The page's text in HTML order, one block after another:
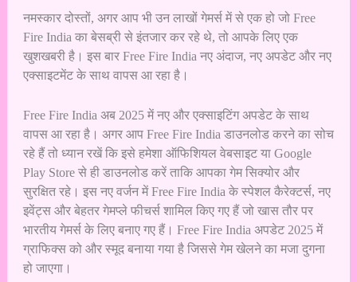
नमस्कार दोस्तों, अगर आप भी उन लाखों गेमर्स में से एक हो जो Free
Fire India का बेसब्री से इंतजार कर रहे थे, तो आपके लिए एक
खुशखबरी है। इस बार Free Fire India नए अंदाज, नए अपडेट और नए
एक्साइटमेंट के साथ वापस आ रहा है।
Free Fire India अब 2025 में नए और एक्साइटिंग अपडेट के साथ
वापस आ रहा है। अगर आप Free Fire India डाउनलोड करने का सोच
रहे हैं तो ध्यान रखें कि इसे हमेशा ऑफिशियल वेबसाइट या Google
Play Store से ही डाउनलोड करें ताकि आपका गेम सिक्योर और
सुरक्षित रहे। इस नए वर्जन में Free Fire India के स्पेशल कैरेक्टर्स, नए
इवेंट्स और बेहतर गेमप्ले फीचर्स शामिल किए गए हैं जो खास तौर पर
भारतीय गेमर्स के लिए बनाए गए हैं। Free Fire India अपडेट 2025 में
ग्राफिक्स को और स्मूद बनाया गया है जिससे गेम खेलने का मजा दुगना
हो जाएगा।